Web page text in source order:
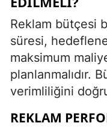
Reklam bütçesi
süresi,
maksimum
planlanmalıdır.
verimliliğini
REKLAM